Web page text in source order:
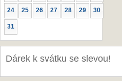
24 25 26 27 28 29 30
31
Dárek k svátku se slevou!